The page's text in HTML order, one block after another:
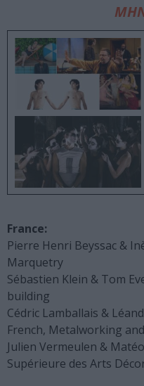
France:
Pierre Henri Beyssac &
Marquetry
Sébastien Klein & Tom
building
Cédric Lamballais &
French, Metalworking
Julien Vermeulen &
Supérieure des Arts